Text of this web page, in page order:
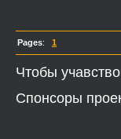
Pages: 1
Чтобы
Спонсоры